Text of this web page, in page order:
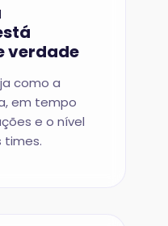
verdade
como a
em tempo
e o nível
times.